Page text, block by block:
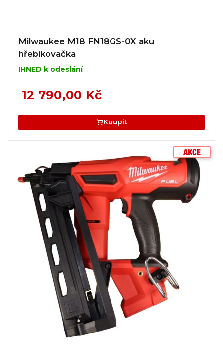
Milwaukee M18 FN18GS-0X aku
hřebíkovačka
IHNED k odeslání
12 790,00 Kč
Koupit